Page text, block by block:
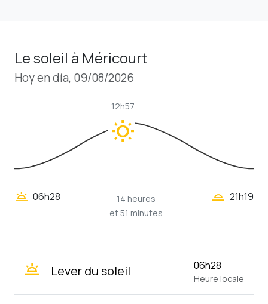
Le soleil à Méricourt
Hoy en día, 09/08/2026
wb_sunny
12h57
wb_twilight 06h28
14 heures
et 51 minutes
wb_twilight_2 21h19
wb_twilight Lever du soleil 06h28
Heure locale